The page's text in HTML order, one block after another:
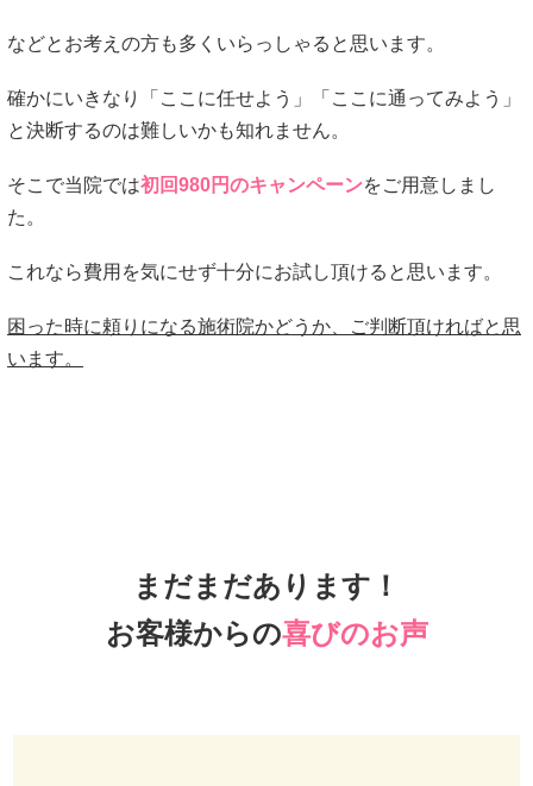
などとお考えの方も多くいらっしゃると思います。
確かにいきなり「ここに任せよう」「ここに通ってみよう」
と決断するのは難しいかも知れません。
そこで当院では初回980円のキャンペーンをご用意しまし
た。
これなら費用を気にせず十分にお試し頂けると思います。
困った時に頼りになる施術院かどうか、ご判断頂ければと思
います。
まだまだあります！
お客様からの喜びのお声